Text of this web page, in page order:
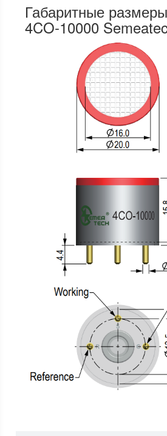
Габаритные
4CO-10000